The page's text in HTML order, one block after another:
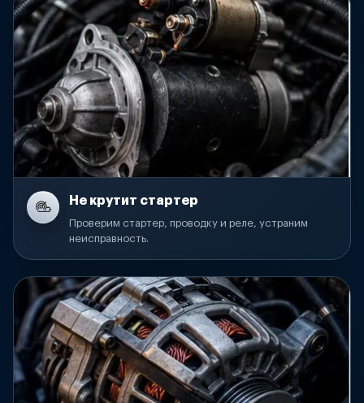
Не крутит стартер
Проверим стартер, проводку и реле, устраним
неисправность.